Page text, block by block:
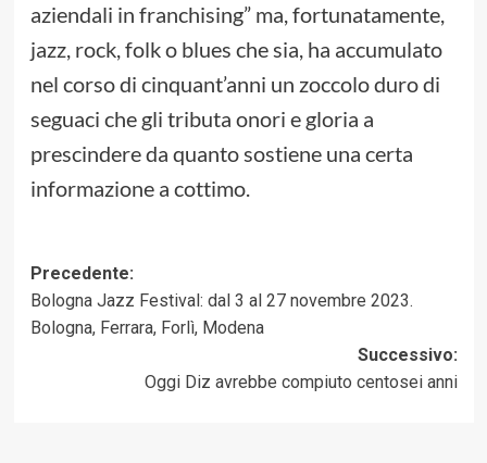
aziendali in franchising” ma, fortunatamente,
jazz, rock, folk o blues che sia, ha accumulato
nel corso di cinquant’anni un zoccolo duro di
seguaci che gli tributa onori e gloria a
prescindere da quanto sostiene una certa
informazione a cottimo.
Navigazione
articolo
Precedente:
Bologna Jazz Festival: dal 3 al 27 novembre 2023.
Bologna, Ferrara, Forlì, Modena
Successivo:
Oggi Diz avrebbe compiuto centosei anni